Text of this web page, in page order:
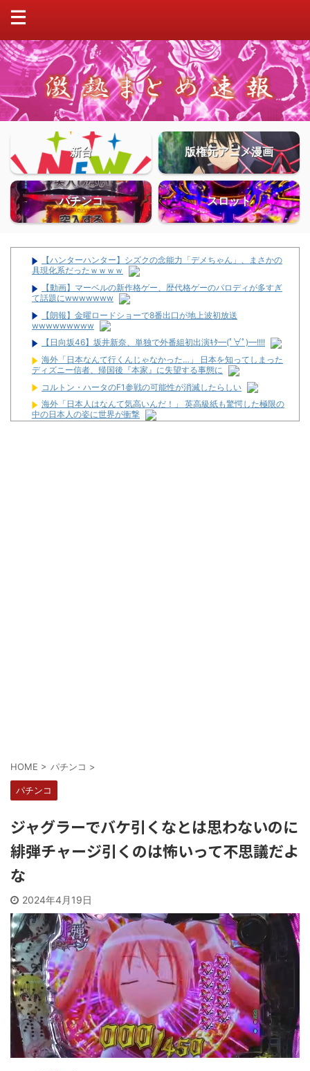
新台 版権元アニメ漫画
パチンコ スロット
【ハンターハンター】シズクの念能力「デメちゃん」、まさかの
具現化系だったｗｗｗｗ
【動画】マーベルの新作格ゲー、歴代格ゲーのパロディが多すぎ
て話題にwwwwwww
【朗報】金曜ロードショーで8番出口が地上波初放送
wwwwwwwww
【日向坂46】坂井新奈、単独で外番組初出演ｷﾀ━(ﾟ∀ﾟ)━!!!!
海外「日本なんて行くんじゃなかった…」 日本を知ってしまった
ディズニー信者、帰国後『本家』に失望する事態に
コルトン・ハータのF1参戦の可能性が消滅したらしい
海外「日本人はなんて気高いんだ！」 英高級紙も驚愕した極限の
中の日本人の姿に世界が衝撃
HOME > パチンコ >
パチンコ
ジャグラーでバケ引くなとは思わないのに
緋弾チャージ引くのは怖いって不思議だよ
な
2024年4月19日